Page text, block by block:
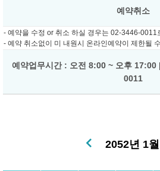
예약취소
- 예약을 수정 or 취소 하실 경우는 02-3446-0011
- 예약 취소없이 미 내원시 온라인예약이 제한될
예약업무시간 : 오전 8:00 ~ 오후
0011
2052년 1월